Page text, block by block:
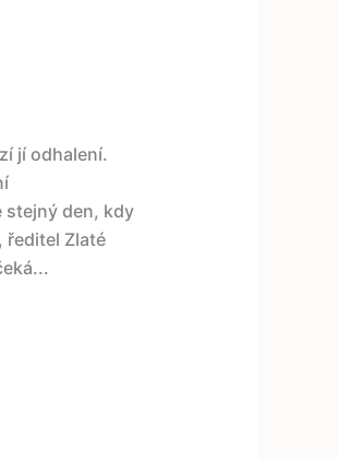
jí odhalení.
stejný den, kdy
ředitel Zlaté